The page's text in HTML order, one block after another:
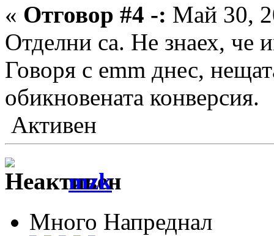
« Отговор #4 -: Май 30,
Отделни са. Не знаех, че
Говоря с emm днес,
обикновената конверсия.
Активен
mzk
Много Напреднал